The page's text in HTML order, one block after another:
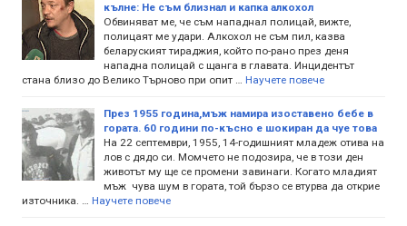
кълне: Не съм близнал и капка алкохол
Обвиняват ме, че съм нападнал полицай, вижте,
полицаят ме удари. Алкохол не съм пил, казва
беларуският тираджия, който по-рано през деня
нападна полицай с щанга в главата. Инцидентът
стана близо до Велико Търново при опит …
Научете повече
През 1955 година,мъж намира изоставено бебе в
гората. 60 години по-късно е шокиран да чуе това
На 22 септември, 1955, 14-годишният младеж отива на
лов с дядо си. Момчето не подозира, че в този ден
животът му ще се промени завинаги. Когато младият
мъж чува шум в гората, той бързо се втурва да открие
източника. …
Научете повече